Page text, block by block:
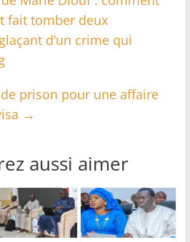
fait tomber deux
d’un crime qui
prison pour une affaire
→
aussi aimer